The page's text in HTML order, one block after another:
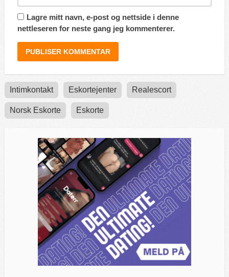
Lagre mitt navn, e-post og nettside i denne
nettleseren for neste gang jeg kommenterer.
Intimkontakt Eskortejenter Realescort
Norsk Eskorte Eskorte